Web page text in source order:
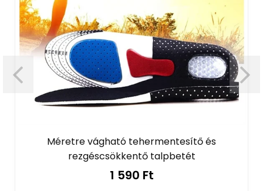
Méretre vágható tehermentesítő és
rezgéscsökkentő talpbetét
1 590 Ft